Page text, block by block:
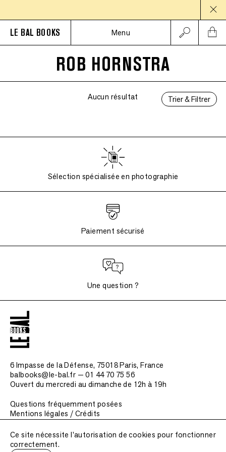
LE BAL BOOKS Menu
ROB HORNSTRA
Trier & Filtrer
Aucun résultat
Sélection spécialisée en photographie
Paiement sécurisé
Une question ?
6 Impasse de la Défense, 75018 Paris, France
balbooks@le-bal.fr — 01 44 70 75 56
Ouvert du mercredi au dimanche de 12h à 19h
Questions fréquemment posées
Mentions légales / Crédits
Soumettre une publication
Ce site nécessite l'autorisation de cookies pour fonctionner
correctement.